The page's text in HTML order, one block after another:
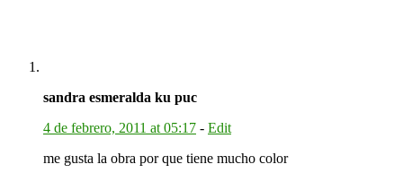
sandra esmeralda ku puc
4 de febrero, 2011 at 05:17 - Edit
me gusta la obra por que tiene mucho color